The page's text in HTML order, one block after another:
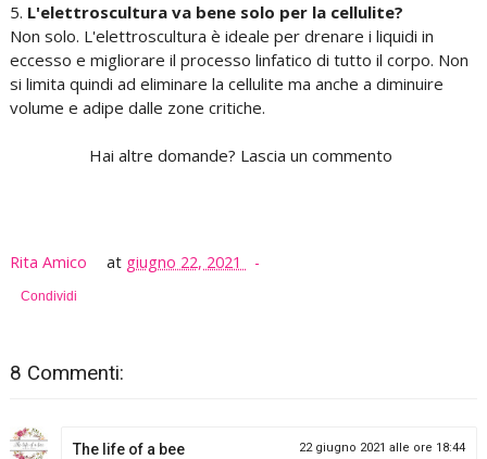
5. L'elettroscultura va bene solo per la cellulite?
Non solo. L'elettroscultura è ideale per drenare i liquidi in
eccesso e migliorare il processo linfatico di tutto il corpo. Non
si limita quindi ad eliminare la cellulite ma anche a diminuire
volume e adipe dalle zone critiche.
Hai altre domande? Lascia un commento
Rita Amico at giugno 22, 2021
Condividi
8 Commenti:
The life of a bee 22 giugno 2021 alle ore 18:44